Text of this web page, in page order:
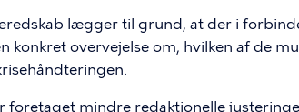
lægger til grund, at der i
konkret overvejelse om, hvilken af de
foretaget mindre redaktionelle